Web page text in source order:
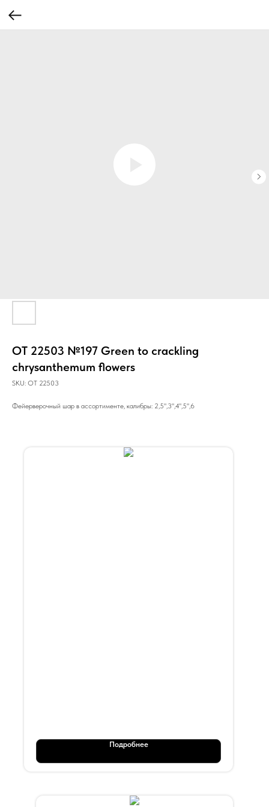
ОТ 22503 №197 Green to crackling
chrysanthemum flowers
SKU: ОТ 22503
Фейерверочный шар в ассортименте, калибры: 2,5",3",4",5",6
Подробнее